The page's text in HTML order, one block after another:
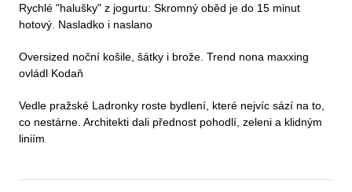
Rychlé "halušky" z jogurtu: Skromný oběd je do 15 minut
hotový. Nasladko i naslano
Oversized noční košile, šátky i brože. Trend nona maxxing
ovládl Kodaň
Vedle pražské Ladronky roste bydlení, které nejvíc sází na to,
co nestárne. Architekti dali přednost pohodlí, zeleni a klidným
liniím